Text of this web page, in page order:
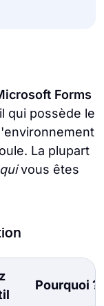
Forms
qui possède le
La plupart
quivous êtes
Pourquoi ?